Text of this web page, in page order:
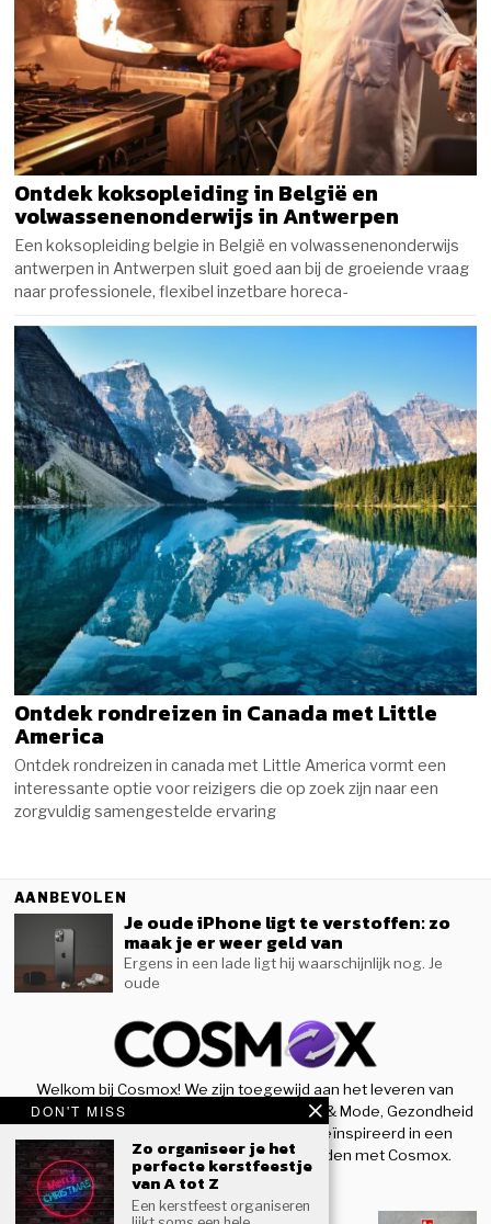
Ontdek koksopleiding in België en
volwassenenonderwijs in Antwerpen
Een koksopleiding belgie in België en volwassenenonderwijs
antwerpen in Antwerpen sluit goed aan bij de groeiende vraag
naar professionele, flexibel inzetbare horeca-
Ontdek rondreizen in Canada met Little
America
Ontdek rondreizen in canada met Little America vormt een
interessante optie voor reizigers die op zoek zijn naar een
zorgvuldig samengestelde ervaring
AANBEVOLEN
Je oude iPhone ligt te verstoffen: zo
maak je er weer geld van
Ergens in een lade ligt hij waarschijnlijk nog. Je
oude
Welkom bij Cosmox! We zijn toegewijd aan het leveren van
nieuwe inzichten op het gebied van Beauty & Mode, Gezondheid
& Sport, en houden u op de hoogte en geïnspireerd in een
steeds evoluerende wereld. Blijf verbonden met Cosmox.
RECENTE BLOGS
DON'T MISS
Zo organiseer je het
perfecte kerstfeestje
van A tot Z
Een kerstfeest organiseren